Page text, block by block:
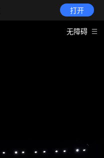
打开
无障碍